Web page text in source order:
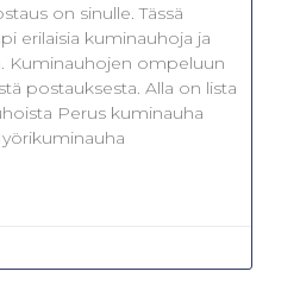
on sinulle. Tässä
erilaisia kuminauhoja ja
Kuminauhojen ompeluun
postauksesta. Alla on lista
Perus kuminauha